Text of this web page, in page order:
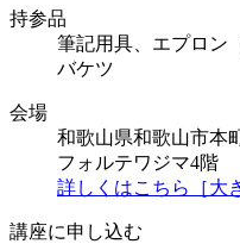
持参品
筆記用具、エプロン
バケツ
会場
和歌山県和歌山市本
フォルテワジマ4階
詳しくはこちら［大
講座に申し込む